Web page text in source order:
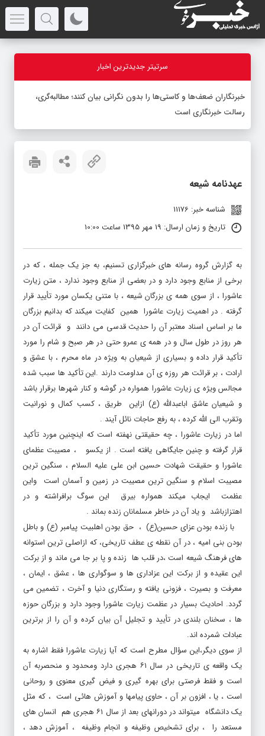
سرتیتر جدیدترین اخبار
-
تاریخ و زمان ارسال: 19 مهر 1395 ساعت 10:00
به گزارش گروه رسانه های خبرگزاری تسنیم، به جز یک جمله ، که در
برخی از منابع وجود دارد و در بعضی از منابع وجود ندارد ، متن زیارت
عاشورا ، از سوی همه ی بزرگان شیعه ، با متنی یکسان مورد تأیید قرار
گرفته . در اهمیت زیارت عاشورا همین کفایت میکند که بدانیم بزرگان
ما بر اساس اسناد معتبر آن را حدیث قدسی می دانند و قرائت آن در
هر روز در طول سال و در همه ی عمرو حتی در هر صبح و شام را مورد
تأکید قرار داده و بسیاری از شیعیان به ویژه در ماه محرم ، با عشق و
ارادت ، بر قرائت هر روزه ی آن مداومت دارند .این تأکید ها سبب شده
مجالس ویژه ی زیارت عاشورا همواره در گوشه و کنار شهرها برقرار باشد
و شیعیان عاشق اباعبدالله (ع) ازاین طریق ، کسب کمال و نورانیت
وتقرب الی الله کرده ، به رفع حاجات نائل آیند .
اما در زیارت عاشورا ، چه حقیقتی نهفته است که اینچنین مورد تأکید
قرار گرفته و چنین جایگاهی یافته است . از یکسو ، مصیبت عظمای
عاشورا و حقیقت شهادت حسین ابن علی علیه السلام ، سنگین ترین
مصیبت اسلام و سنگین ترین مصیبت در زمین و آسمان است واین
عظمت ایجاب میکند همواره بیرق این سوگ برافراشته و در
اهتزازباشد و یاد آن در خاطر مسلمانان زنده بماند .
با زنده بودن عزای حسین(ع) ، حق بودن اهلبیت پیامبر (ع) و باطل
بودن بنی امیه ، در آن نقطه ی عطف تاریخی، که ازاصلی ترین استوانه
های فرهنگ شیعه است ،در قلب ها زنده و پا بر جا می ماند و از برکت
این عقیده و از برکت این عزاداری ها و سوگواری ها ، عشق ، ایمان ،
معرفت و بصیرت ، فزونی یافته و رستگاری دنیا و آخرت ، تضمین می
گردد. احادیث بسیار در عظمت زیارت عاشورا وجود دارد و بزرگان حوزه
ها ، سخنان بلندی در تأیید و تجلیل آن بیان کرده و آن را از برترین
عبادات شمرده اند.
از سوی دیگر،این سؤال مطرح است که آیا زیارت عاشورا فقط اشاره به
یک واقعه ی تاریخی در سال ۶۱ هجری دارد ومحدود و منحصربه آن
است و فقط فرصتی برای بهره گیری و فیض گیری معنوی و روحانی
است ، یا ، افزون بر آن ، حاوی پیامها و آموزش هائی است ، که مثل
یک دانشگاه میتواند در دورانهای بعد از سال ۶۱ هجری هم انسان های
مستعد را ، برای تشخیص وظیفه و انجام وظیفه ، آموزش دهد ،
حرکت دهد و هدایت کند. از احادیث معتبر وسخنان صریح مراجع و